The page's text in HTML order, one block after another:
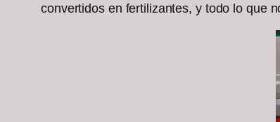
convertidos en fertilizantes, y todo lo que